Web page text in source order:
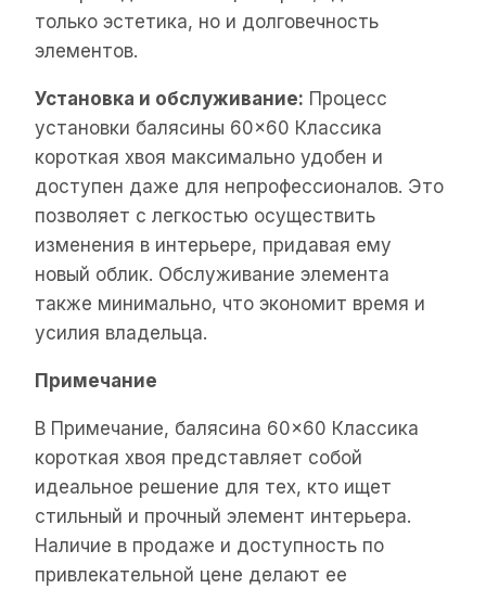
только эстетика, но и долговечность
элементов.
Установка и обслуживание: Процесс
установки балясины 60×60 Классика
короткая хвоя максимально удобен и
доступен даже для непрофессионалов. Это
позволяет с легкостью осуществить
изменения в интерьере, придавая ему
новый облик. Обслуживание элемента
также минимально, что экономит время и
усилия владельца.
Примечание
В Примечание, балясина 60×60 Классика
короткая хвоя представляет собой
идеальное решение для тех, кто ищет
стильный и прочный элемент интерьера.
Наличие в продаже и доступность по
привлекательной цене делают ее